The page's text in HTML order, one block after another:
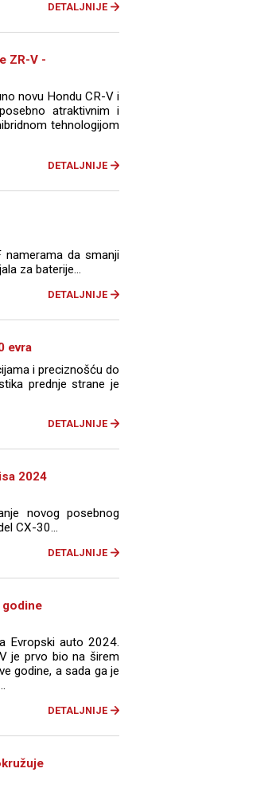
DETALJNIJE
ZR-V -
novu Hondu CR-V i
atraktivnim i
tehnologijom
DETALJNIJE
namerama da smanji
za baterije...
DETALJNIJE
evra
i preciznošću do
prednje strane je
DETALJNIJE
2024
novog posebnog
CX-30...
DETALJNIJE
godine
Evropski auto 2024.
je prvo bio na širem
godine, a sada ga je
DETALJNIJE